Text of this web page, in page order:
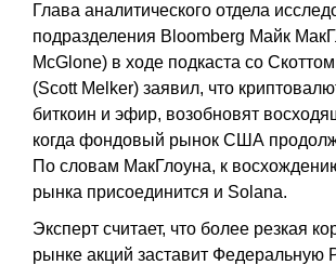
Глава аналитического отдела
подразделения Bloomberg Майк
McGlone) в ходе подкаста со
(Scott Melker) заявил, что
биткоин и эфир, возобновят
когда фондовый рынок США
По словам МакГлоуна, к
рынка присоединится и Solana.
Эксперт считает, что более резкая
рынке акций заставит Федеральную